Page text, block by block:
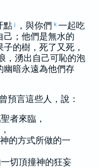
點 j ，與你們 k 一起吃
己；他們是無水的
的樹，死了又死，
，湧出自己可恥的泡
幽暗永遠為他們存
預言這些人，說：
者來臨，
的方式所做的一
切頂撞神的狂妄